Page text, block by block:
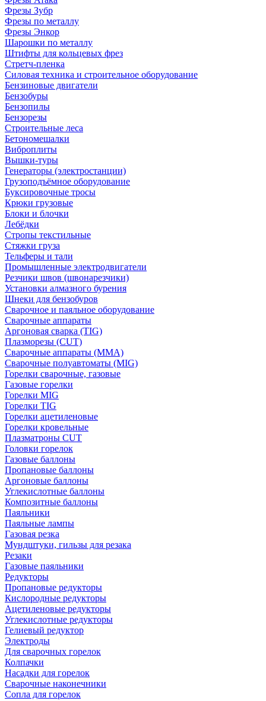
Фрезы Зубр
Фрезы по металлу
Фрезы Энкор
Шарошки по металлу
Штифты для кольцевых фрез
Стретч-пленка
Силовая техника и строительное оборудование
Бензиновые двигатели
Бензобуры
Бензопилы
Бензорезы
Строительные леса
Бетономешалки
Виброплиты
Вышки-туры
Генераторы (электростанции)
Грузоподъёмное оборудование
Буксировочные тросы
Крюки грузовые
Блоки и блочки
Лебёдки
Стропы текстильные
Стяжки груза
Тельферы и тали
Промышленные электродвигатели
Резчики швов (швонарезчики)
Установки алмазного бурения
Шнеки для бензобуров
Сварочное и паяльное оборудование
Сварочные аппараты
Аргоновая сварка (TIG)
Плазморезы (CUT)
Сварочные аппараты (MMA)
Сварочные полуавтоматы (MIG)
Горелки сварочные, газовые
Газовые горелки
Горелки MIG
Горелки TIG
Горелки ацетиленовые
Горелки кровельные
Плазматроны CUT
Головки горелок
Газовые баллоны
Пропановые баллоны
Аргоновые баллоны
Углекислотные баллоны
Композитные баллоны
Паяльники
Паяльные лампы
Газовая резка
Мундштуки, гильзы для резака
Резаки
Газовые паяльники
Редукторы
Пропановые редукторы
Кислородные редукторы
Ацетиленовые редукторы
Углекислотные редукторы
Гелиевый редуктор
Электроды
Для сварочных горелок
Колпачки
Насадки для горелок
Сварочные наконечники
Сопла для горелок